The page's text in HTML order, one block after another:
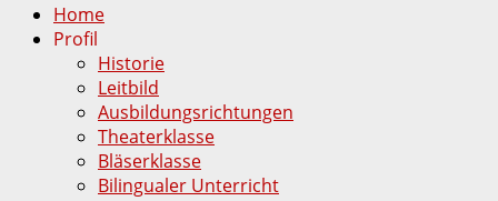
Home
Profil
Historie
Leitbild
Ausbildungsrichtungen
Theaterklasse
Bläserklasse
Bilingualer Unterricht